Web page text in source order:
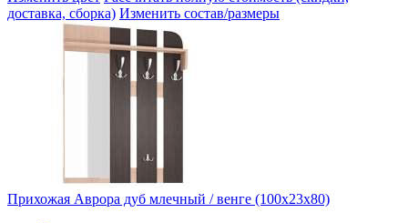
доставка, сборка) Изменить состав/размеры
Прихожая Аврора дуб млечный / венге (100x23x80)